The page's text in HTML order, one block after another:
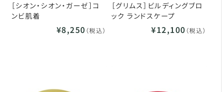
［シオン・シオン・ガーゼ］コ
ンビ肌着
¥8,250 （税込）
［グリムス］ビルディングブロ
ック ランドスケープ
¥12,100 （税込）